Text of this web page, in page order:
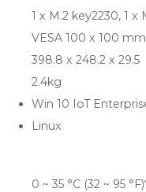
1 x M.2 key2230, 1 x
VESA 100 x 100
398.8 x 248.2 x 29.5
2.4kg
Win 10 IoT
Linux
0 ~ 35 °C (32 ~ 95